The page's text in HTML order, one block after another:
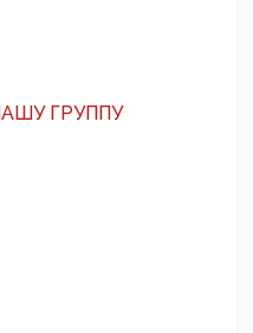
ГРУППУ